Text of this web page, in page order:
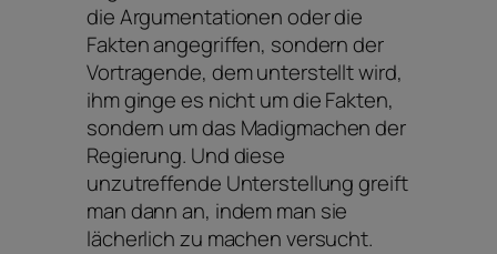
die Argumentationen oder die
Fakten angegriffen, sondern der
Vortragende, dem unterstellt wird,
ihm ginge es nicht um die Fakten,
sondern um das Madigmachen der
Regierung. Und diese
unzutreffende Unterstellung greift
man dann an, indem man sie
lächerlich zu machen versucht.